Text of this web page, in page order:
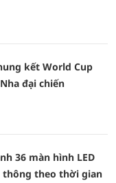
kết World Cup
đại chiến
36 màn hình LED
thông theo thời gian